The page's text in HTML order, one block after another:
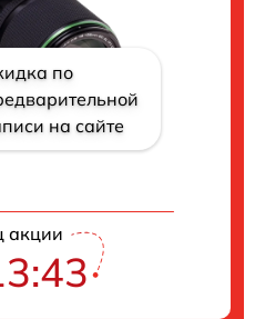
по
на сайте
акции